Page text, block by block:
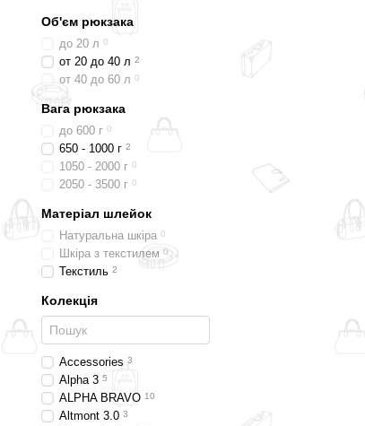
Об'єм рюкзака
до 20 л 0
от 20 до 40 л 2
от 40 до 60 л 0
Вага рюкзака
до 600 г 0
650 - 1000 г 2
1050 - 2000 г 0
2050 - 3500 г 0
Матеріал шлейок
Натуральна шкіра 0
Шкіра з текстилем 0
Текстиль 2
Колекція
Accessories 3
Alpha 3 5
ALPHA BRAVO 10
Altmont 3.0 3